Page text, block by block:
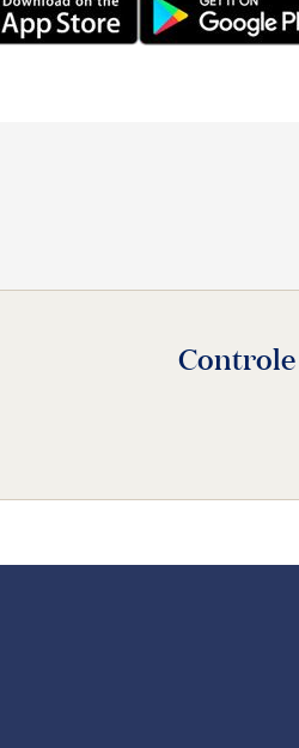
Controle